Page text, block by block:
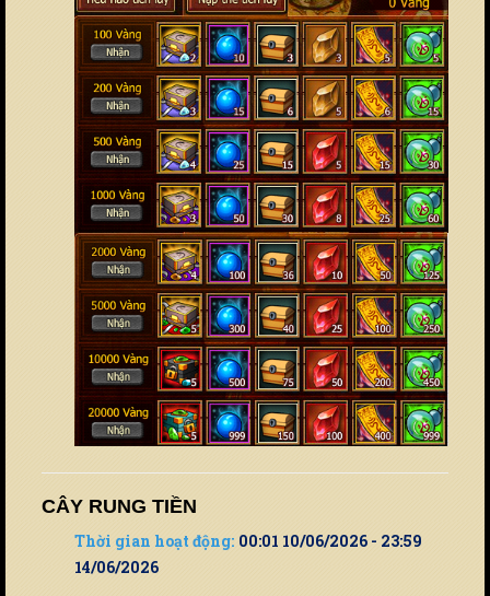
CÂY RUNG TIỀN
Thời gian hoạt động: 00:01 10/06/2026 - 23:59
14/06/2026